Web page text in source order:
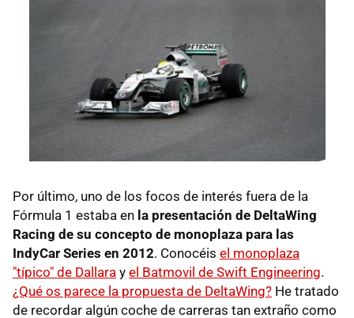
Por último, uno de los focos de interés fuera de la
Fórmula 1 estaba en la presentación de DeltaWing
Racing de su concepto de monoplaza para las
IndyCar Series en 2012. Conocéis el monoplaza
"típico" de Dallara y el Batmovil de Swift Engineering.
¿Qué os parece la propuesta de DeltaWing? He tratado
de recordar algún coche de carreras tan extraño como